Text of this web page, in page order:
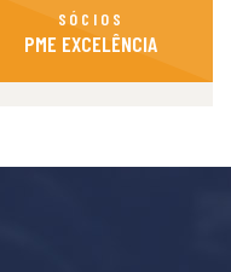
SÓCIOS
PME EXCELÊNCIA